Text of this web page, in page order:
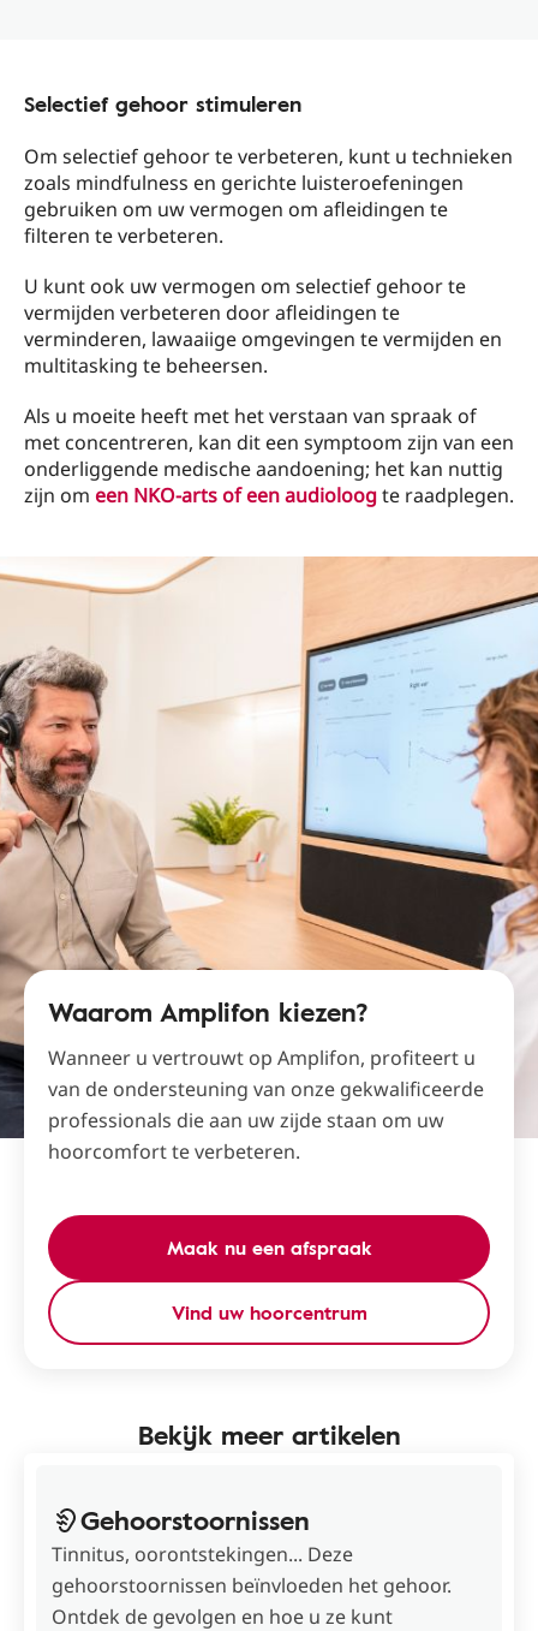
Selectief gehoor stimuleren
Om selectief gehoor te verbeteren, kunt u technieken
zoals mindfulness en gerichte luisteroefeningen
gebruiken om uw vermogen om afleidingen te
filteren te verbeteren.
U kunt ook uw vermogen om selectief gehoor te
vermijden verbeteren door afleidingen te
verminderen, lawaaiige omgevingen te vermijden en
multitasking te beheersen.
Als u moeite heeft met het verstaan ​​van spraak of
met concentreren, kan dit een symptoom zijn van een
onderliggende medische aandoening; het kan nuttig
zijn om een ​​NKO-arts of een audioloogte raadplegen.
Waarom Amplifon kiezen?
Wanneer u vertrouwt op Amplifon, profiteert u
van de ondersteuning van onze gekwalificeerde
professionals die aan uw zijde staan ​​om uw
hoorcomfort te verbeteren.
Maak nu een afspraak
Vind uw hoorcentrum
Bekijk meer artikelen
Gehoorstoornissen
Tinnitus, oorontstekingen... Deze
gehoorstoornissen beïnvloeden het gehoor.
Ontdek de gevolgen en hoe u ze kunt